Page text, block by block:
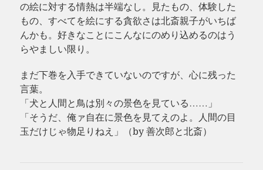
の絵に対する情熱は半端なし。見たもの、体験した
もの、すべてを絵にする貪欲さは北斎親子がいちば
んかも。好きなことにこんなにのめり込めるのはう
らやましい限り。
まだ下巻を入手できていないのですが、心に残った
言葉。
「犬と人間と鳥は別々の景色を見ている……」
「そうだ、俺ァ自在に景色を見てえのよ。人間の目
玉だけじゃ物足りねえ」（by 善次郎と北斎）